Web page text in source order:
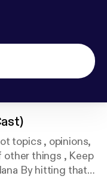
topics , opinions,
other things , Keep
By hitting that